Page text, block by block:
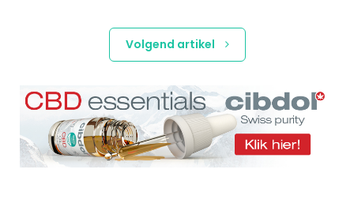
Volgend artikel